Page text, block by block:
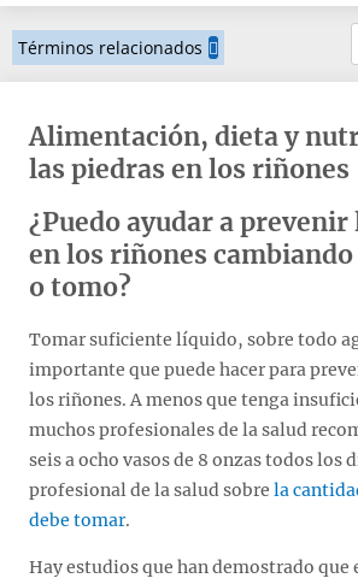
Términos relacionados
Alimentación, dieta y
las piedras en los riñones
¿Puedo ayudar a prevenir
en los riñones
o tomo?
Tomar suficiente líquido, sobre todo
importante que puede hacer para
los riñones. A menos que tenga
muchos profesionales de la salud
seis a ocho vasos de 8 onzas todos los
profesional de la salud sobre la
debe tomar.
Hay estudios que han demostrado que